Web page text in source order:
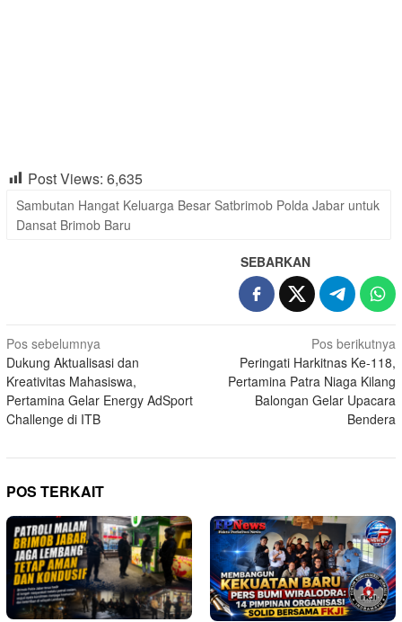
Post Views: 6,635
Sambutan Hangat Keluarga Besar Satbrimob Polda Jabar untuk
Dansat Brimob Baru
SEBARKAN
Navigasi
pos
Pos sebelumnya
Dukung Aktualisasi dan
Kreativitas Mahasiswa,
Pertamina Gelar Energy AdSport
Challenge di ITB
Pos berikutnya
Peringati Harkitnas Ke-118,
Pertamina Patra Niaga Kilang
Balongan Gelar Upacara
Bendera
POS TERKAIT